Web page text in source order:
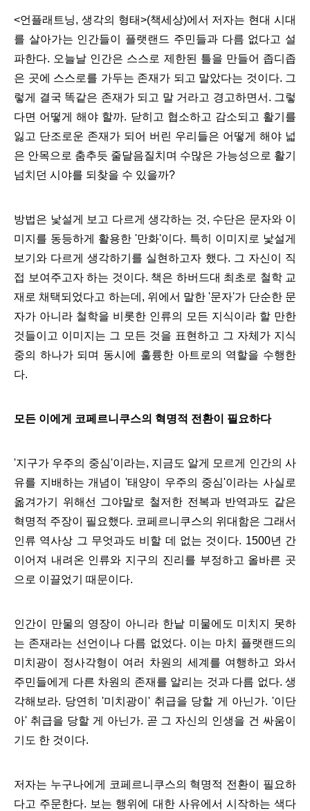
<언플래트닝, 생각의 형태>(책세상)에서 저자는 현대 시대
를 살아가는 인간들이 플랫랜드 주민들과 다름 없다고 설
파한다. 오늘날 인간은 스스로 제한된 틀을 만들어 좁디좁
은 곳에 스스로를 가두는 존재가 되고 말았다는 것이다. 그
렇게 결국 똑같은 존재가 되고 말 거라고 경고하면서. 그렇
다면 어떻게 해야 할까. 닫히고 협소하고 감소되고 활기를
잃고 단조로운 존재가 되어 버린 우리들은 어떻게 해야 넓
은 안목으로 춤추듯 줄달음질치며 수많은 가능성으로 활기
넘치던 시야를 되찾을 수 있을까?
방법은 낯설게 보고 다르게 생각하는 것, 수단은 문자와 이
미지를 동등하게 활용한 '만화'이다. 특히 이미지로 낯설게
보기와 다르게 생각하기를 실현하고자 했다. 그 자신이 직
접 보여주고자 하는 것이다. 책은 하버드대 최초로 철학 교
재로 채택되었다고 하는데, 위에서 말한 '문자'가 단순한 문
자가 아니라 철학을 비롯한 인류의 모든 지식이라 할 만한
것들이고 이미지는 그 모든 것을 표현하고 그 자체가 지식
중의 하나가 되며 동시에 훌륭한 아트로의 역할을 수행한
다.
모든 이에게 코페르니쿠스의 혁명적 전환이 필요하다
'지구가 우주의 중심'이라는, 지금도 알게 모르게 인간의 사
유를 지배하는 개념이 '태양이 우주의 중심'이라는 사실로
옮겨가기 위해선 그야말로 철저한 전복과 반역과도 같은
혁명적 주장이 필요했다. 코페르니쿠스의 위대함은 그래서
인류 역사상 그 무엇과도 비할 데 없는 것이다. 1500년 간
이어져 내려온 인류와 지구의 진리를 부정하고 올바른 곳
으로 이끌었기 때문이다.
인간이 만물의 영장이 아니라 한낱 미물에도 미치지 못하
는 존재라는 선언이나 다름 없었다. 이는 마치 플랫랜드의
미치광이 정사각형이 여러 차원의 세계를 여행하고 와서
주민들에게 다른 차원의 존재를 알리는 것과 다름 없다. 생
각해보라. 당연히 '미치광이' 취급을 당할 게 아닌가. '이단
아' 취급을 당할 게 아닌가. 곧 그 자신의 인생을 건 싸움이
기도 한 것이다.
저자는 누구나에게 코페르니쿠스의 혁명적 전환이 필요하
다고 주문한다. 보는 행위에 대한 사유에서 시작하는 색다